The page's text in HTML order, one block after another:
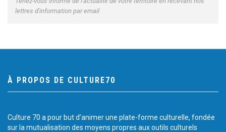
lettres d'information par email
À PROPOS DE CULTURE70
Culture 70 a pour but d’animer une plate-forme culturelle, fondée
sur la mutualisation des moyens propres aux outils culturels